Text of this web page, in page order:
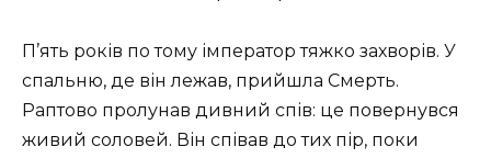
П’ять років по тому імператор тяжко захворів. У
спальню, де він лежав, прийшла Смерть.
Раптово пролунав дивний спів: це повернувся
живий соловей. Він співав до тих пір, поки